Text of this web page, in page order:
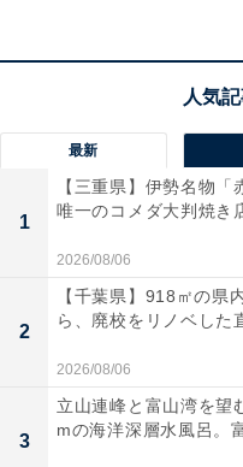
館山道「君津IC」から車
あわせて読みたい
【千葉県】
も。ドライ
ンダイナー
最新
1
【三重県】伊勢名物
唯一のコメダ大判焼き
2026/08/06
2
【千葉県】918㎡の県
ら、廃校をリノベした
2026/08/06
3
立山連峰と富山湾を望
mの海洋深層水風呂。